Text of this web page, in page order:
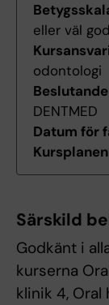
eller väl
odontologi
DENTMED
Datum för
Särskild
Godkänt i
kurserna
klinik 4, Oral